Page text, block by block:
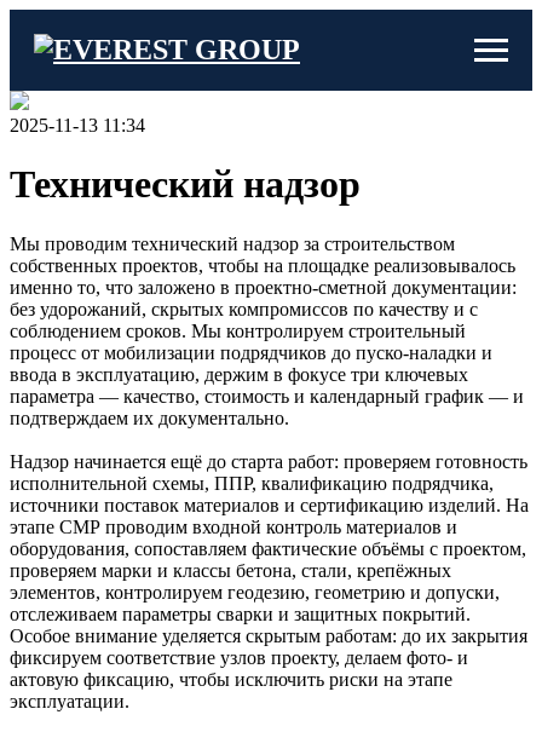
2025-11-13 11:34
Технический надзор
Мы проводим технический надзор за строительством
собственных проектов, чтобы на площадке реализовывалось
именно то, что заложено в проектно-сметной документации:
без удорожаний, скрытых компромиссов по качеству и с
соблюдением сроков. Мы контролируем строительный
процесс от мобилизации подрядчиков до пуско-наладки и
ввода в эксплуатацию, держим в фокусе три ключевых
параметра — качество, стоимость и календарный график — и
подтверждаем их документально.
Надзор начинается ещё до старта работ: проверяем готовность
исполнительной схемы, ППР, квалификацию подрядчика,
источники поставок материалов и сертификацию изделий. На
этапе СМР проводим входной контроль материалов и
оборудования, сопоставляем фактические объёмы с проектом,
проверяем марки и классы бетона, стали, крепёжных
элементов, контролируем геодезию, геометрию и допуски,
отслеживаем параметры сварки и защитных покрытий.
Особое внимание уделяется скрытым работам: до их закрытия
фиксируем соответствие узлов проекту, делаем фото- и
актовую фиксацию, чтобы исключить риски на этапе
эксплуатации.